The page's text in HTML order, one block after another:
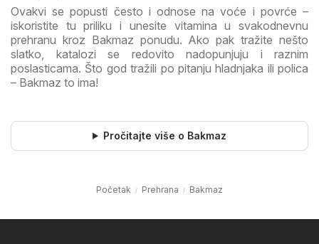
Ovakvi se popusti često i odnose na voće i povrće –
iskoristite tu priliku i unesite vitamina u svakodnevnu
prehranu kroz Bakmaz ponudu. Ako pak tražite nešto
slatko, katalozi se redovito nadopunjuju i raznim
poslasticama. Što god tražili po pitanju hladnjaka ili polica
– Bakmaz to ima!
Pročitajte više o Bakmaz
Početak Prehrana Bakmaz